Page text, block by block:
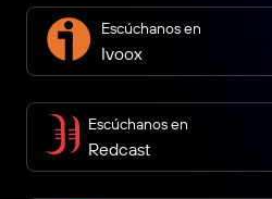
Escúchanos en
Ivoox
Escúchanos en
Redcast